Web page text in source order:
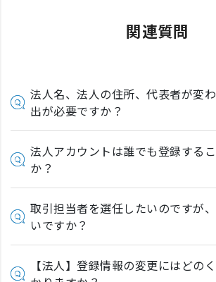
関連質問
法人名、法人の住所、代表者が変
出が必要ですか？
法人アカウントは誰でも登録する
か？
取引担当者を選任したいのですが
いですか？
【法人】登録情報の変更にはどの